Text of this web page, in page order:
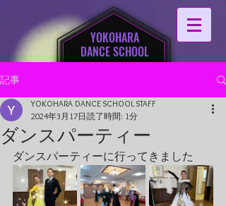
YOKOHARA
DANCE SCHOOL
記事
ダンスパーティー
YOKOHARA DANCE SCHOOL STAFF
2024年3月17日 読了時間: 1分
ダンスパーティーに行ってきました